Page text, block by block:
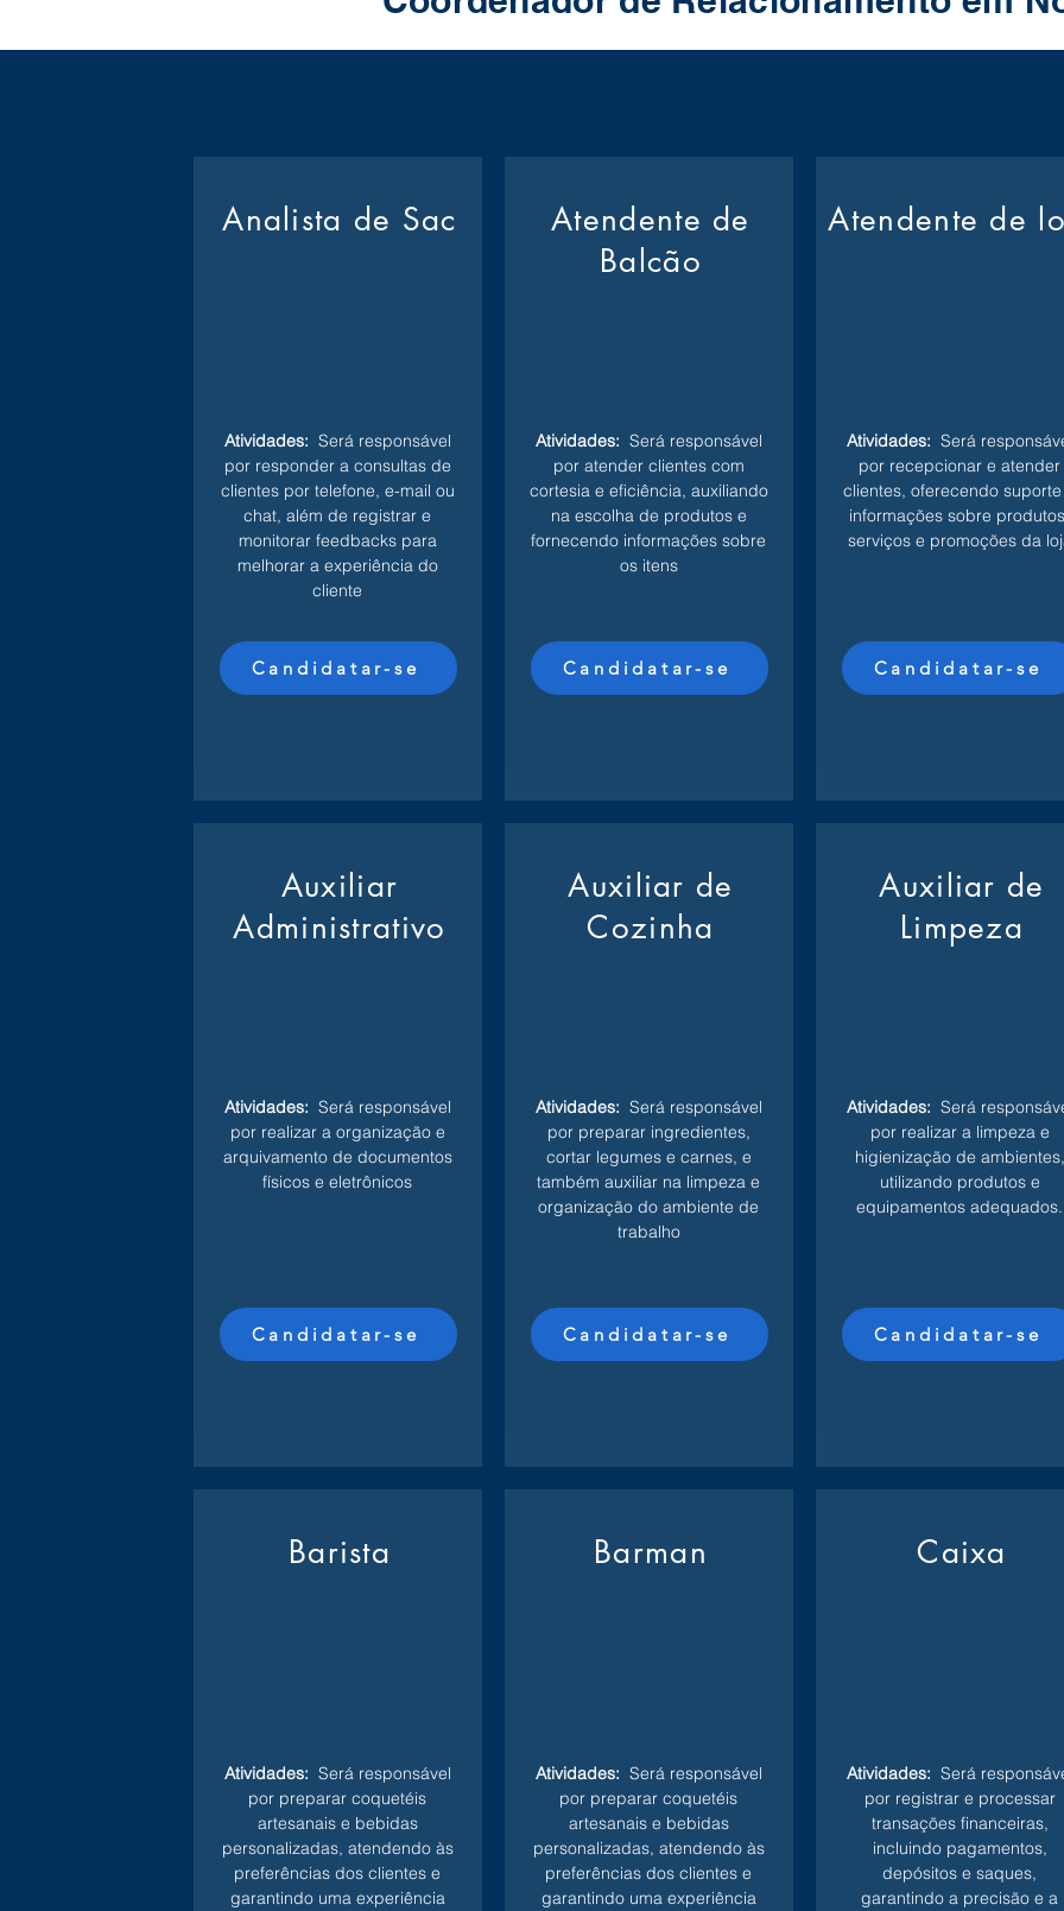
Analista de Sac
Atividades: Será responsável
por responder a consultas de
clientes por telefone, e-mail ou
chat, além de registrar e
monitorar feedbacks para
melhorar a experiência do
cliente
Candidatar-se
Auxiliar
Administrativo
Atividades: Será responsável
por realizar a organização e
arquivamento de documentos
físicos e eletrônicos
Candidatar-se
Barista
Atividades: Será responsável
por preparar coquetéis
artesanais e bebidas
personalizadas, atendendo às
preferências dos clientes e
garantindo uma experiência
Atendente de
Balcão
Atividades: Será responsável
por atender clientes com
cortesia e eficiência, auxiliando
na escolha de produtos e
fornecendo informações sobre
os itens
Candidatar-se
Auxiliar de
Cozinha
Atividades: Será responsável
por preparar ingredientes,
cortar legumes e carnes, e
também auxiliar na limpeza e
organização do ambiente de
trabalho
Candidatar-se
Barman
Atividades: Será responsável
por preparar coquetéis
artesanais e bebidas
personalizadas, atendendo às
preferências dos clientes e
garantindo uma experiência
Atendente de
Atividades: Será
por recepcionar e atender
clientes, oferecendo
informações sobre
serviços e promoções da
Candidatar-se
Auxiliar de
Limpeza
Atividades: Será
por realizar a limpeza e
higienização de ambientes,
utilizando produtos e
equipamentos adequados.
Candidatar-se
Caixa
Atividades: Será
por registrar e processar
transações financeiras,
incluindo pagamentos,
depósitos e saques,
garantindo a precisão e a